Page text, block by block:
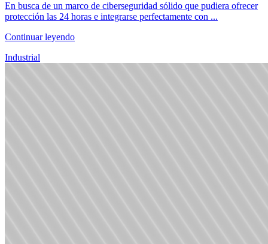
En busca de un marco de ciberseguridad sólido que pudiera ofrecer
protección las 24 horas e integrarse perfectamente con ...
Continuar leyendo
Industrial